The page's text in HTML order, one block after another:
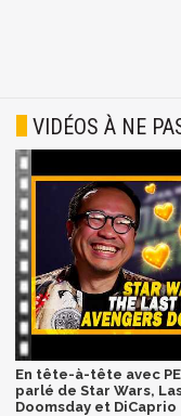
VIDÉOS À NE
En tête-à-tête avec
parlé de Star Wars,
Doomsday et DiCaprio